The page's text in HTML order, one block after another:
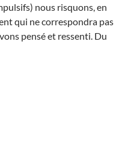
nous risquons, en
qui ne correspondra pas
pensé et ressenti. Du